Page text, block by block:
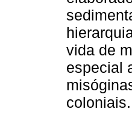
vida de
especial
coloniais.